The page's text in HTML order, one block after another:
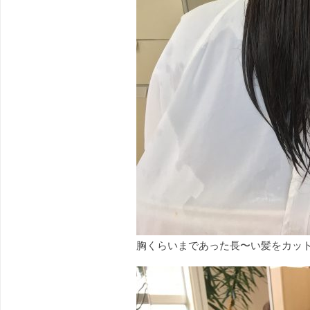
胸くらいまであった長〜い髪をカッ